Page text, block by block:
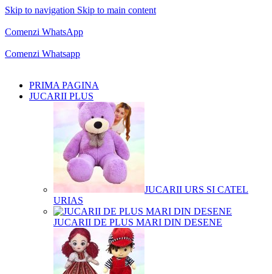
Skip to navigation Skip to main content
Comenzi WhatsApp
Comenzi Whatsapp
PRIMA PAGINA
JUCARII PLUS
JUCARII URS SI CATEL
URIAS
JUCARII DE PLUS MARI DIN DESENE